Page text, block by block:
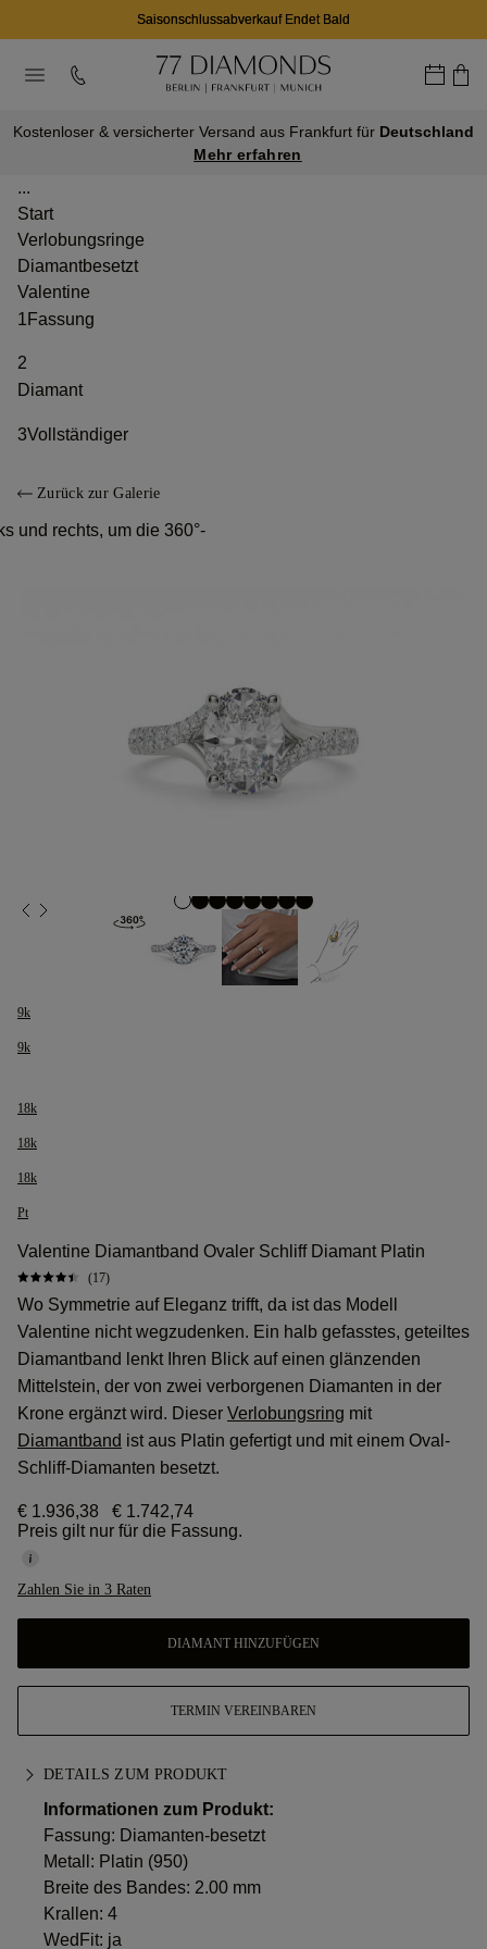
Saisonschlussabverkauf Endet Bald
Kostenloser & versicherter Versand aus Frankfurt für Deutschland
Mehr erfahren
...
Start
Verlobungsringe
Diamantbesetzt
Valentine
1 Fassung
2
Diamant
3Vollständiger
Zurück zur Galerie
und rechts, um die 360°-
9k
9k
18k
18k
18k
Pt
Valentine Diamantband Ovaler Schliff Diamant Platin
(17)
Wo Symmetrie auf Eleganz trifft, da ist das Modell
Valentine nicht wegzudenken. Ein halb gefasstes, geteiltes
Diamantband lenkt Ihren Blick auf einen glänzenden
Mittelstein, der von zwei verborgenen Diamanten in der
Krone ergänzt wird. Dieser Verlobungsring mit
Diamantband ist aus Platin gefertigt und mit einem Oval-
Schliff-Diamanten besetzt.
€ 1.936,38
€ 1.742,74
Preis gilt nur für die Fassung.
Zahlen Sie in 3 Raten
DIAMANT HINZUFÜGEN
TERMIN VEREINBAREN
DETAILS ZUM PRODUKT
Informationen zum Produkt:
Fassung: Diamanten-besetzt
Metall: Platin (950)
Breite des Bandes: 2.00 mm
Krallen: 4
WedFit: ja